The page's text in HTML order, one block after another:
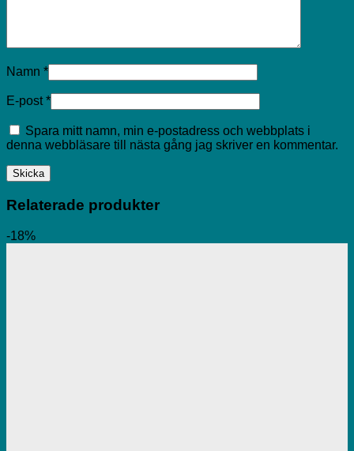
Namn *
E-post*
Spara mitt namn, min e-postadress och webbplats i
denna webbläsare till nästa gång jag skriver en kommentar.
Relaterade produkter
-18%